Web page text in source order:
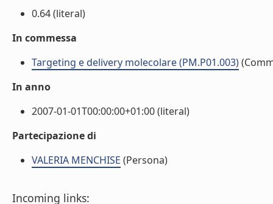
0.64 (literal)
In commessa
Targeting e delivery molecolare (PM.P01.003)
In anno
2007-01-01T00:00:00+01:00 (literal)
Partecipazione di
VALERIA MENCHISE (Persona)
Incoming links: